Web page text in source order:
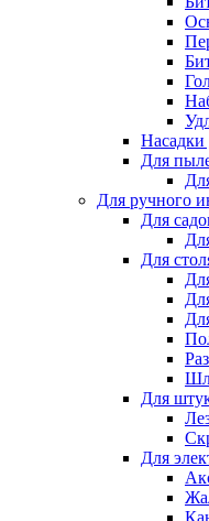
Насадки
Для
Для ручного
Для
Для
Для
Для